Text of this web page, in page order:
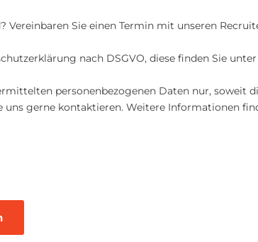
Vereinbaren Sie einen Termin mit unseren
nach DSGVO, diese finden Sie
personenbezogenen Daten nur,
uns gerne kontaktieren. Weitere Informationen